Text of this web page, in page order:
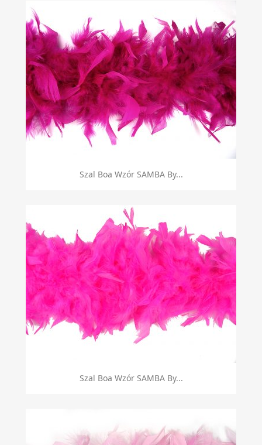
Szal Boa Wzór SAMBA By...
Szal Boa Wzór SAMBA By...